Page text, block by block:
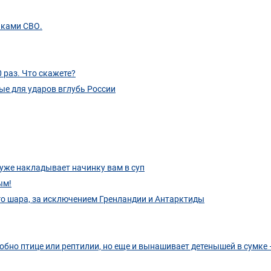
СВО.
Что скажете?
для ударов вглубь России
накладывает начинку вам в суп
шара, за исключением Гренландии и Антарктиды
птице или рептилии, но еще и вынашивает детенышей в сумке